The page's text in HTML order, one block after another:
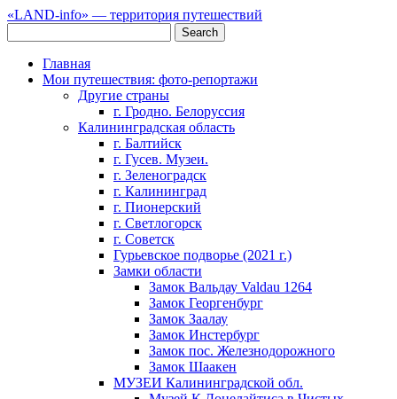
«LAND-info» — территория путешествий
Главная
Мои путешествия: фото-репортажи
Другие страны
г. Гродно. Белоруссия
Калининградская область
г. Балтийск
г. Гусев. Музеи.
г. Зеленоградск
г. Калининград
г. Пионерский
г. Светлогорск
г. Советск
Гурьевское подворье (2021 г.)
Замки области
Замок Вальдау Valdau 1264
Замок Георгенбург
Замок Заалау
Замок Инстербург
Замок пос. Железнодорожного
Замок Шаакен
МУЗЕИ Калининградской обл.